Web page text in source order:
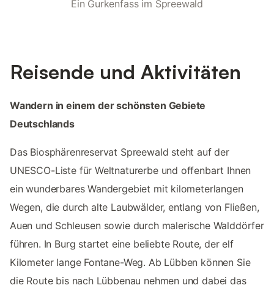
Ein Gurkenfass im Spreewald
Reisende und Aktivitäten
Wandern in einem der schönsten Gebiete
Deutschlands
Das Biosphärenreservat Spreewald steht auf der
UNESCO-Liste für Weltnaturerbe und offenbart Ihnen
ein wunderbares Wandergebiet mit kilometerlangen
Wegen, die durch alte Laubwälder, entlang von Fließen,
Auen und Schleusen sowie durch malerische Walddörfer
führen. In Burg startet eine beliebte Route, der elf
Kilometer lange Fontane-Weg. Ab Lübben können Sie
die Route bis nach Lübbenau nehmen und dabei das